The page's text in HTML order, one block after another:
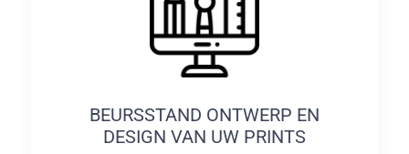
BEURSSTAND ONTWERP EN
DESIGN VAN UW PRINTS